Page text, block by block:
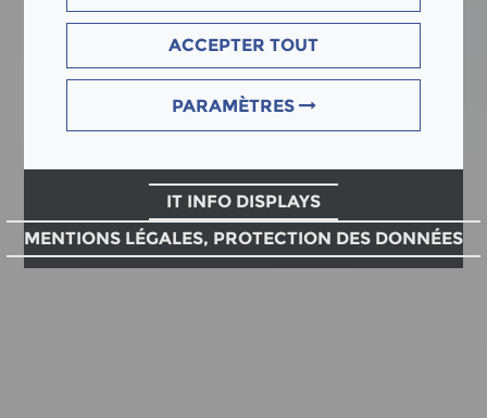
ACCEPTER TOUT
PARAMÈTRES
IT INFO DISPLAYS
MENTIONS LÉGALES, PROTECTION DES DONNÉES